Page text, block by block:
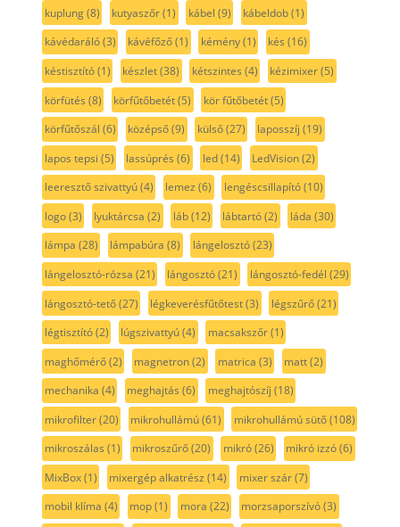
kuplung(8) kutyaszőr(1) kábel (9) kábeldob(1)
kávédaráló(3) kávéfőző(1) kémény(1) kés (16)
késtisztító(1) készlet(38) kétszintes (4) kézimixer(5)
körfütés (8) körfűtőbetét(5) kör fűtőbetét(5)
körfűtőszál (6) középső(9) külső(27) laposszíj (19)
lapos tepsi (5) lassúprés (6) led(14) LedVision(2)
leeresztő szivattyú(4) lemez (6) lengéscsillapító(10)
logo(3) lyuktárcsa (2) láb(12) lábtartó(2) láda (30)
lámpa (28) lámpabúra (8) lángelosztó(23)
lángelosztó-rózsa (21) lángosztó(21) lángosztó-fedél (29)
lángosztó-tető(27) légkeverésfűtőtest(3) légszűrő(21)
légtisztító(2) lúgszivattyú(4) macsakszőr(1)
maghőmérő(2) magnetron(2) matrica (3) matt(2)
mechanika (4) meghajtás (6) meghajtószíj (18)
mikrofilter(20) mikrohullámú(61) mikrohullámú sütő(108)
mikroszálas (1) mikroszűrő(20) mikró(26) mikró izzó(6)
MixBox(1) mixergép alkatrész (14) mixer szár(7)
mobil klíma (4) mop(1) mora (22) morzsaporszívó(3)